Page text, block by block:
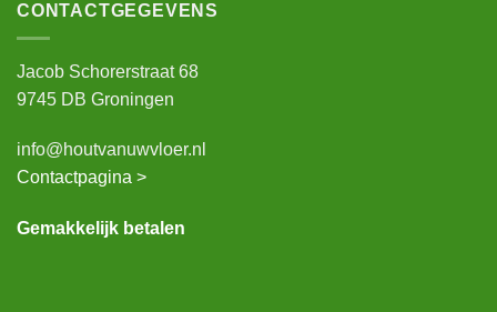
CONTACTGEGEVENS
Jacob Schorerstraat 68
9745 DB Groningen
info@houtvanuwvloer.nl
Contactpagina >
Gemakkelijk betalen